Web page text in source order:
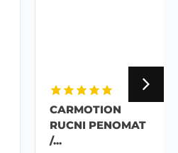
CARMOTION
RUCNI PENOMAT
/...